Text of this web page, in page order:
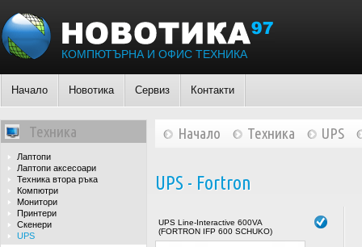
КОМПЮТЪРНА И ОФИС ТЕХНИКА
Начало Новотика Сервиз Контакти
Техника
Лаптопи
Лаптопи аксесоари
Техника втора ръка
Компютри
Монитори
Принтери
Скенери
UPS
Начало Техника UPS
UPS - Fortron
UPS Line-Interactive 600VA
(FORTRON IFP 600 SCHUKO)